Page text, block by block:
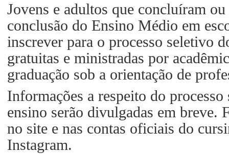
Jovens e adultos que concluíram
conclusão do Ensino Médio em
inscrever para o processo seletivo
gratuitas e ministradas por
graduação sob a orientação de
Informações a respeito do
ensino serão divulgadas em breve.
no site e nas contas oficiais do
Instagram.